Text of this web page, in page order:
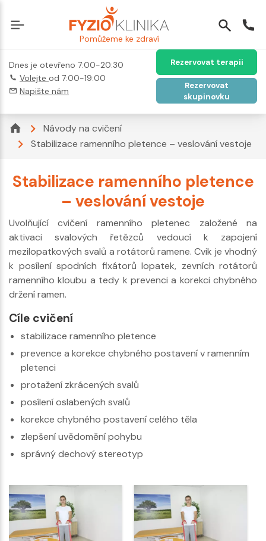
Pomůžeme ke zdraví
Dnes je otevřeno 7:00-20:30
Volejte od 7:00-19:00
Napište nám
Rezervovat terapii
Rezervovat
skupinovku
Návody na cvičení
Stabilizace ramenního pletence – veslování vestoje
Stabilizace ramenního pletence
– veslování vestoje
Uvolňující cvičení ramenního pletenec založené na
aktivaci svalových řetězců vedoucí k zapojení
mezilopatkových svalů a rotátorů ramene. Cvik je vhodný
k posílení spodních fixátorů lopatek, zevních rotátorů
ramenního kloubu a tedy k prevenci a korekci chybného
držení ramen.
Cíle cvičení
stabilizace ramenního pletence
prevence a korekce chybného postavení v ramenním
pletenci
protažení zkrácených svalů
posílení oslabených svalů
korekce chybného postavení celého těla
zlepšení uvědomění pohybu
správný dechový stereotyp